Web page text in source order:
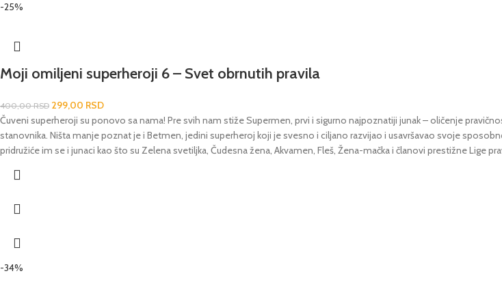
-25%
Moji omiljeni superheroji 6 – Svet obrnutih pravila
400,00RSD 299,00 RSD
Čuveni superheroji su ponovo sa nama! Pre svih nam stiže Supermen, prvi i sigurno najpoznatiji junak – oličenje
stanovnika. Ništa manje poznat je i Betmen, jedini superheroj koji je svesno i ciljano razvijao i usavršavao svoje
pridružiće im se i junaci kao što su Zelena svetiljka, Čudesna žena, Akvamen, Fleš, Žena-mačka i članovi prestižne Lige
-34%